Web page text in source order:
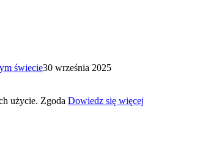
świecie30 września 2025
użycie. Zgoda Dowiedz się więcej